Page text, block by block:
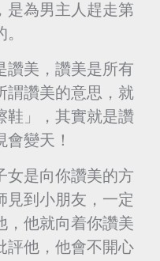
是為男主人趕走第
讚美，讚美是所有
謂讚美的意思，就
鞋」，其實就是讚
變天！
女是向你讚美的方
見到小朋友，一定
，他就向着你讚美
評他，他會不開心